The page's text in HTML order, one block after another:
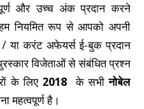
और उच्च अंक प्रदान करने
नियमित रूप से आपको अपनी
या करंट अफेयर्स ई-बुक प्रदान
विजेताओं से संबंधित प्रश्न
के लिए 2018 के सभीनोबेल
महत्वपूर्ण है।